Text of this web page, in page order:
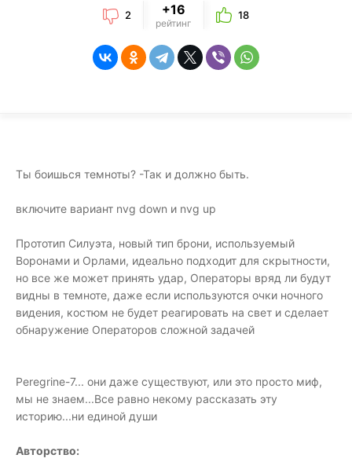
2 +16
рейтинг
18
Ты боишься темноты? -Так и должно быть.
включите вариант nvg down и nvg up
Прототип Силуэта, новый тип брони, используемый
Воронами и Орлами, идеально подходит для скрытности,
но все же может принять удар, Операторы вряд ли будут
видны в темноте, даже если используются очки ночного
видения, костюм не будет реагировать на свет и сделает
обнаружение Операторов сложной задачей
Peregrine-7... они даже существуют, или это просто миф,
мы не знаем...Все равно некому рассказать эту
историю...ни единой души
Авторство: